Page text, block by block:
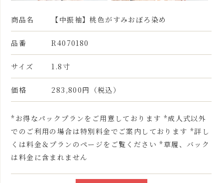
商品名 【中振袖】桃色がすみおぼろ染め
品番 R4070180
サイズ 1.8寸
価格 283,800円（税込）
*お得なパックプランをご用意しております *成人式以外
でのご利用の場合は特別料金でご案内しております *詳し
くは料金＆プランのページをご覧ください *草履、バック
は料金に含まれません